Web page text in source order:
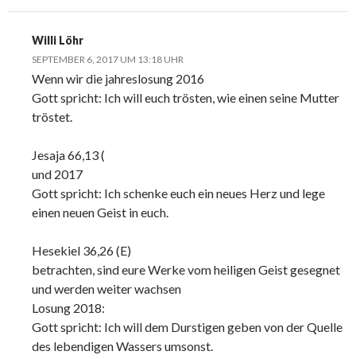
Willi Löhr
SEPTEMBER 6, 2017 UM 13:18 UHR
Wenn wir die jahreslosung 2016
Gott spricht: Ich will euch trösten, wie einen seine Mutter
tröstet.
Jesaja 66,13 (
und 2017
Gott spricht: Ich schenke euch ein neues Herz und lege
einen neuen Geist in euch.
Hesekiel 36,26 (E)
betrachten, sind eure Werke vom heiligen Geist gesegnet
und werden weiter wachsen
Losung 2018:
Gott spricht: Ich will dem Durstigen geben von der Quelle
des lebendigen Wassers umsonst.